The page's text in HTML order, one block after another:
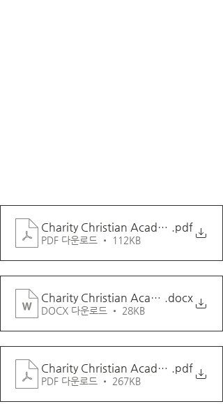
Charity Christian Academy_2022학
.pdf
PDF 다운로드 • 112KB
Charity Christian Academy_지원서
.docx
DOCX 다운로드 • 28KB
Charity Christian Academy_지원서
.pdf
PDF 다운로드 • 267KB